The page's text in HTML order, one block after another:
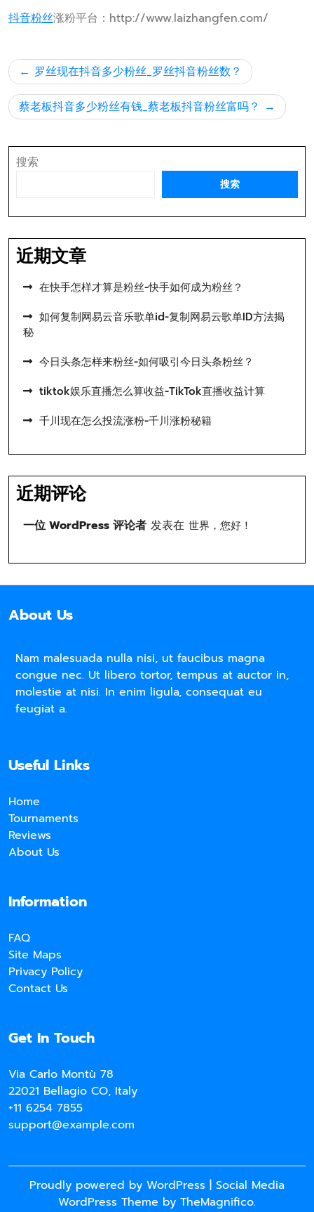
抖音粉丝涨粉平台：http://www.laizhangfen.com/
文
章
导
罗丝现在抖音多少粉丝_罗丝抖音粉丝数？
蔡老板抖音多少粉丝有钱_蔡老板抖音粉丝富吗？
搜索
搜索
近期文章
在快手怎样才算是粉丝-快手如何成为粉丝？
如何复制网易云音乐歌单id-复制网易云歌单ID方法揭
秘
今日头条怎样来粉丝-如何吸引今日头条粉丝？
tiktok娱乐直播怎么算收益-TikTok直播收益计算
千川现在怎么投流涨粉-千川涨粉秘籍
近期评论
一位 WordPress 评论者 发表在 世界，您好！
About Us
Nam malesuada nulla nisi, ut faucibus magna
congue nec. Ut libero tortor, tempus at auctor in,
molestie at nisi. In enim ligula, consequat eu
feugiat a.
Useful Links
Home
Tournaments
Reviews
About Us
Information
FAQ
Site Maps
Privacy Policy
Contact Us
Get In Touch
Via Carlo Montù 78
22021 Bellagio CO, Italy
+11 6254 7855
support@example.com
Proudly powered by WordPress | Social Media
WordPress Theme by TheMagnifico.